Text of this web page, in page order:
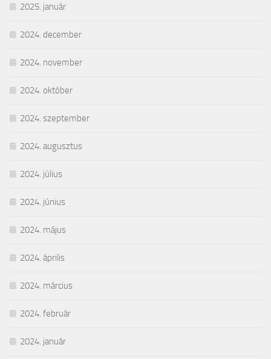
2025. január
2024. december
2024. november
2024. október
2024. szeptember
2024. augusztus
2024. július
2024. június
2024. május
2024. április
2024. március
2024. február
2024. január